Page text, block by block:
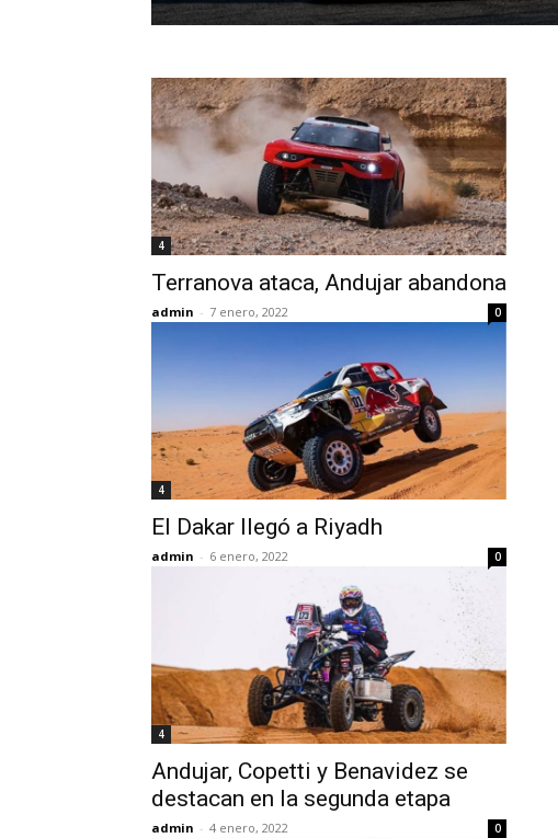
4
Terranova ataca, Andujar abandona
admin - 7 enero, 2022 0
4
El Dakar llegó a Riyadh
admin - 6 enero, 2022 0
4
Andujar, Copetti y Benavidez se
destacan en la segunda etapa
admin - 4 enero, 2022 0